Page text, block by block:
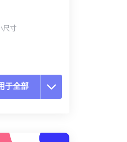
尺寸
于全部
应用